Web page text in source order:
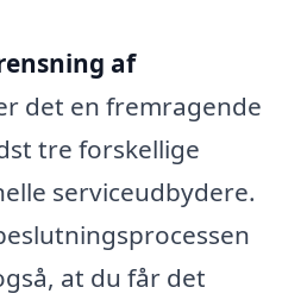
af
det en fremragende
tre forskellige
serviceudbydere.
at du får det